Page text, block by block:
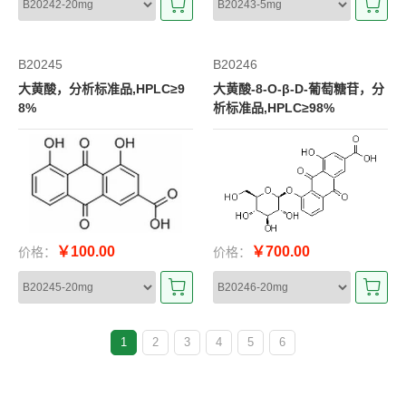
B20245
大黄酸，分析标准品,HPLC≥9
8%
价格： ￥100.00
B20246
大黄酸-8-O-β-D-葡萄糖苷，分
析标准品,HPLC≥98%
价格： ￥700.00
1 2 3 4 5 6